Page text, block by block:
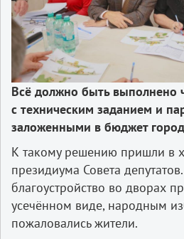
Всё должно быть выполнено
с техническим заданием и
заложенными в бюджет
К такому решению пришли в
президиума Совета
благоустройство во дворах
усечённом виде, народным
пожаловались жители.